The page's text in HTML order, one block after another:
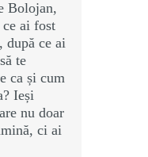
Bolojan,
ce ai fost
după ce ai
te
ca și cum
Ieși
nu doar
ci ai